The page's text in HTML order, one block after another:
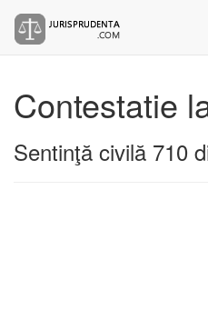
Contestatie
Sentinţă civilă 710